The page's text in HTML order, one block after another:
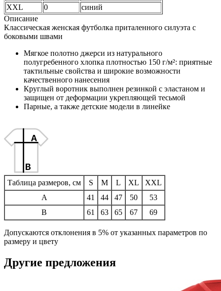
XXL
0
синий
Описание
Классическая женская футболка приталенного силуэта с
боковыми швами
Мягкое полотно джерси из натурального
полугребенного хлопка плотностью 150 г/м²: приятные
тактильные свойства и широкие возможности
качественного нанесения
Круглый воротник выполнен резинкой с эластаном и
защищен от деформации укрепляющей тесьмой
Парные, а также детские модели в линейке
Таблица размеров, см S M L XL
XXL
A
41 44 47 50
53
B
61 63 65 67 69
Допускаются отклонения в 5% от указанных параметров по
размеру и цвету
Другие предложения